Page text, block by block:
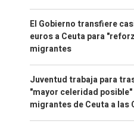
El Gobierno transfiere
euros a Ceuta para
migrantes
Juventud trabaja para
"mayor celeridad
migrantes de Ceuta a las